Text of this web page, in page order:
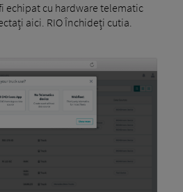
echipat cu hardware telematic
aici. RIO Închideți cutia.